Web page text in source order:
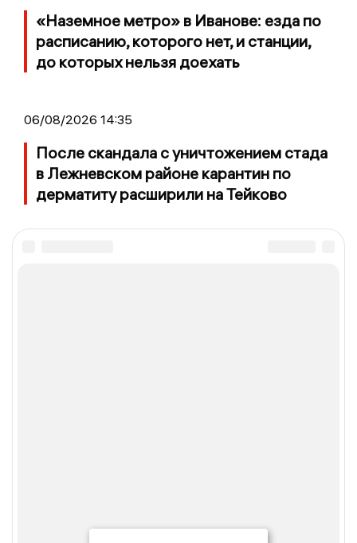
«Наземное метро» в Иванове: езда по
расписанию, которого нет, и станции,
до которых нельзя доехать
06/08/2026 14:35
После скандала с уничтожением стада
в Лежневском районе карантин по
дерматиту расширили на Тейково